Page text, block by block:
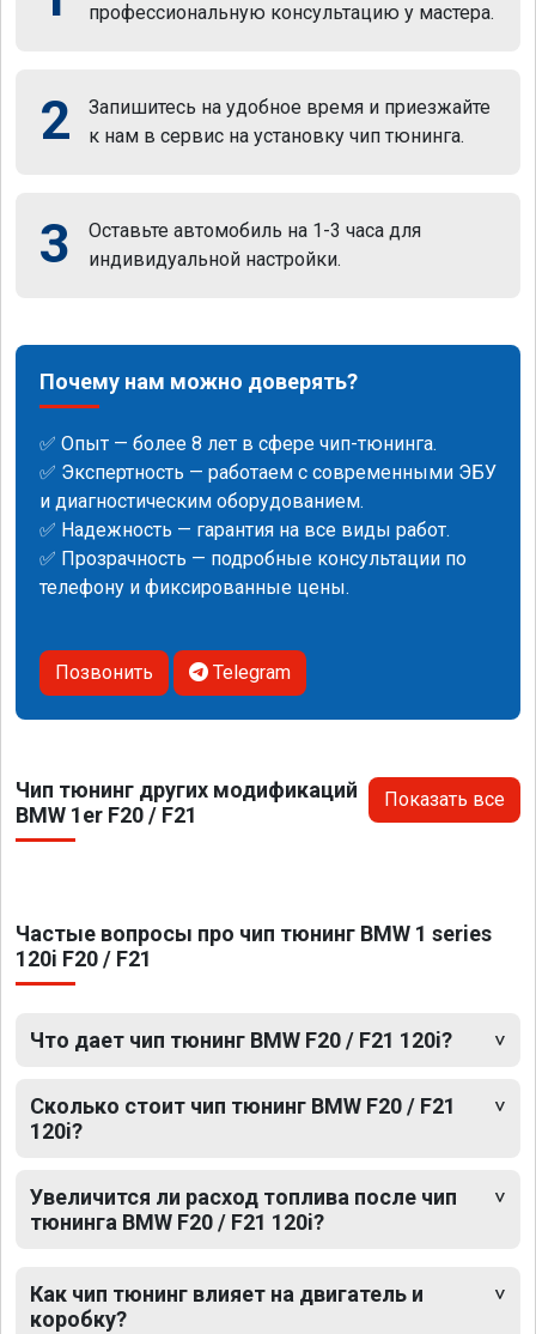
профессиональную консультацию у мастера.
2
Запишитесь на удобное время и приезжайте
к нам в сервис на установку чип тюнинга.
3
Оставьте автомобиль на 1-3 часа для
индивидуальной настройки.
Почему нам можно доверять?
✅ Опыт — более 8 лет в сфере чип-тюнинга.
✅ Экспертность — работаем с современными ЭБУ
и диагностическим оборудованием.
✅ Надежность — гарантия на все виды работ.
✅ Прозрачность — подробные консультации по
телефону и фиксированные цены.
Позвонить Telegram
Чип тюнинг других модификаций
BMW 1er F20 / F21
Показать все
Частые вопросы про чип тюнинг BMW 1 series
120i F20 / F21
Что дает чип тюнинг BMW F20 / F21 120i?
Сколько стоит чип тюнинг BMW F20 / F21
120i?
Увеличится ли расход топлива после чип
тюнинга BMW F20 / F21 120i?
Как чип тюнинг влияет на двигатель и
коробку?